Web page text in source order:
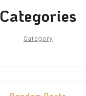
Categories
Category